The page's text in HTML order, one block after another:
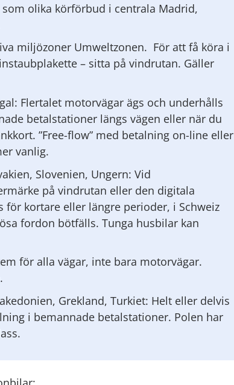
olika körförbud i centrala Madrid,
miljözoner Umweltzonen. För att få köra i
– sitta på vindrutan. Gäller
Flertalet motorvägar ägs och underhålls
betalstationer längs vägen eller när du
”Free-flow” med betalning on-line eller
vanlig.
Slovenien, Ungern: Vid
på vindrutan eller den digitala
kortare eller längre perioder, i Schweiz
fordon bötfälls. Tunga husbilar kan
för alla vägar, inte bara motorvägar.
Grekland, Turkiet: Helt eller delvis
i bemannade betalstationer. Polen har